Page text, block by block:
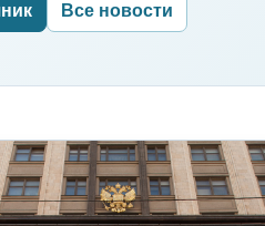
Все новости